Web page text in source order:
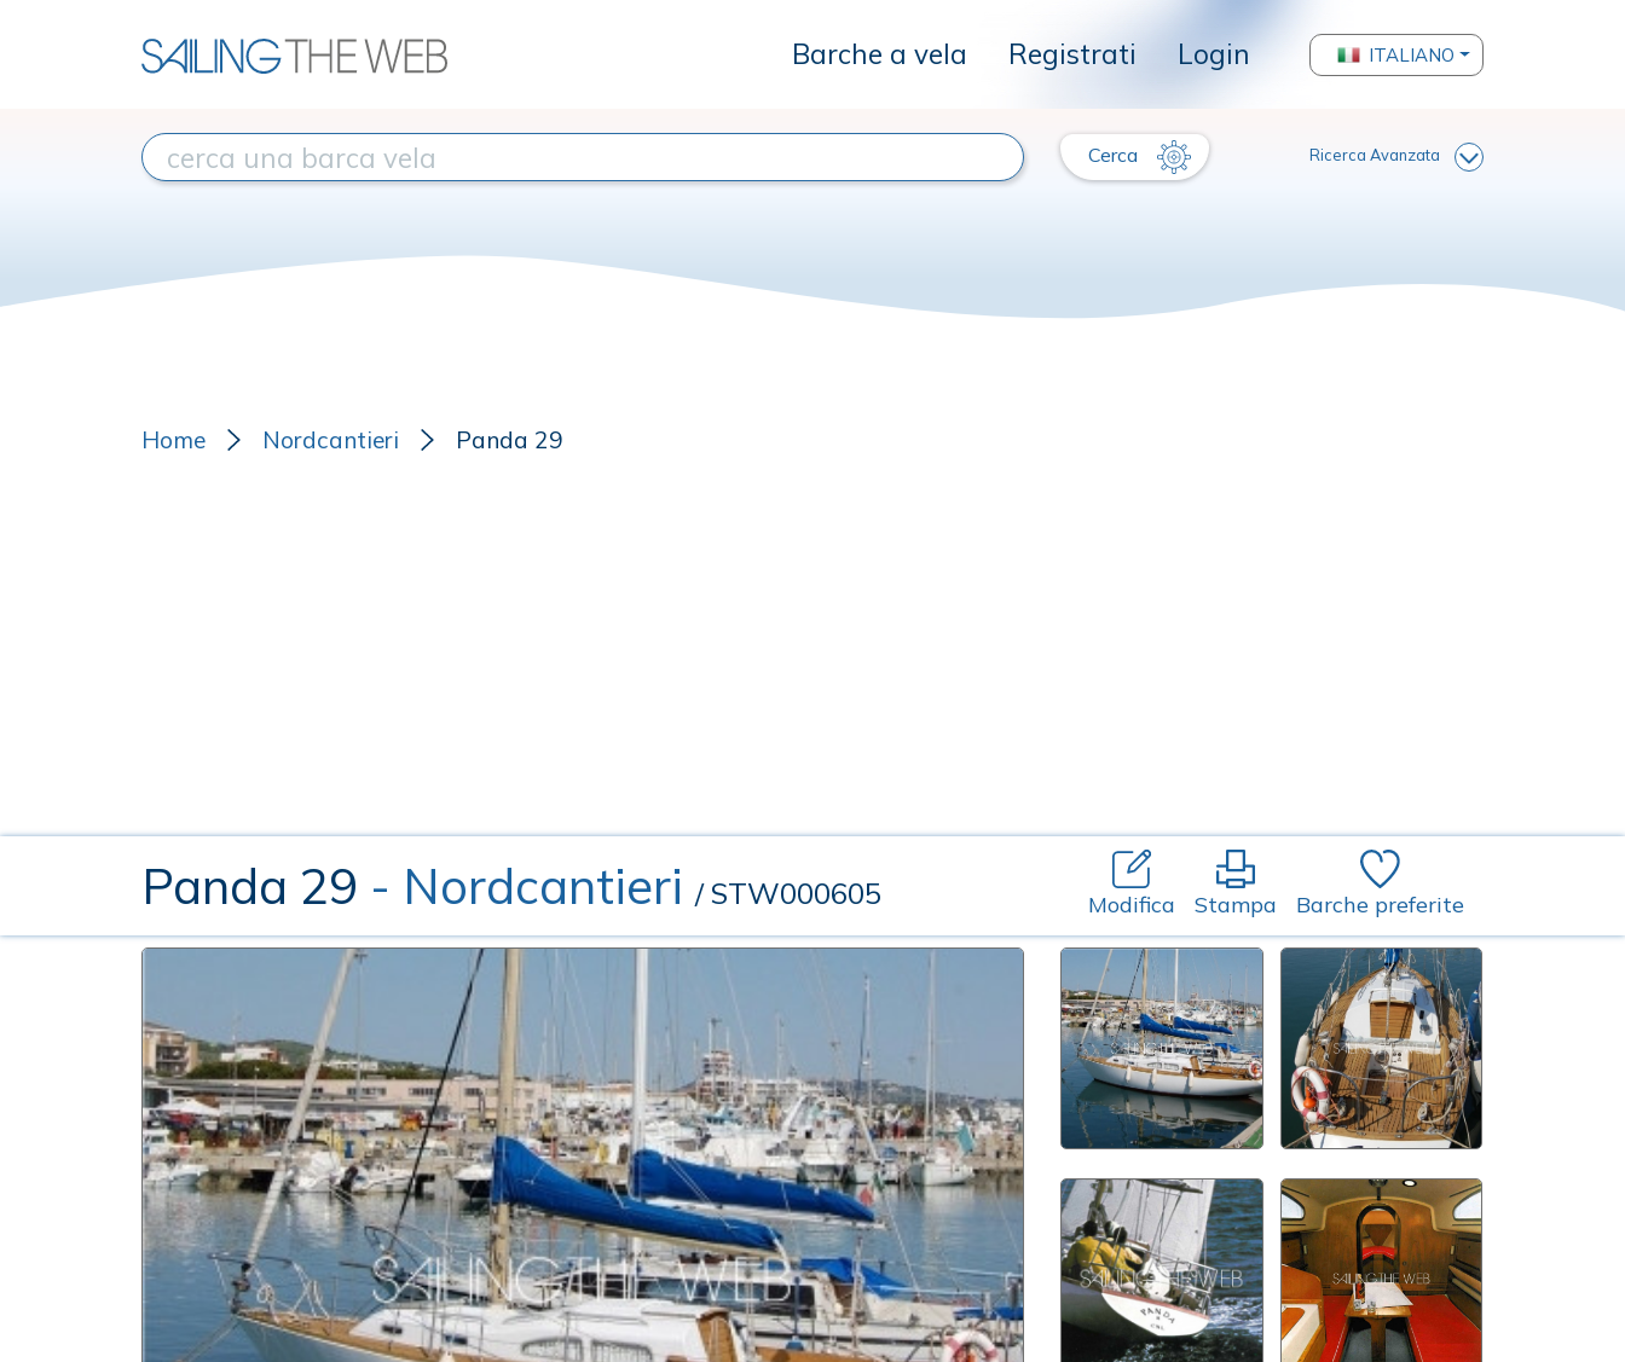
Barche a vela Registrati Login ITALIANO
Cerca Ricerca Avanzata
Home Nordcantieri Panda 29
Panda 29 - Nordcantieri / STW000605 Modifica Stampa Barche preferite